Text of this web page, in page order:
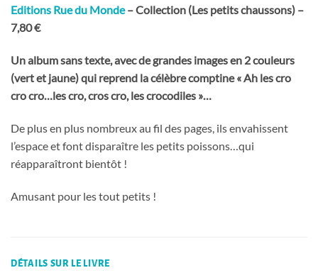
Editions Rue du Monde– Collection (Les petits chaussons) –
7,80 €
Un album sans texte, avec de grandes images en 2 couleurs
(vert et jaune) qui reprend la célèbre comptine « Ah les cro
cro cro…les cro, cros cro, les crocodiles »…
De plus en plus nombreux au fil des pages, ils envahissent
l’espace et font disparaître les petits poissons…qui
réapparaîtront bientôt !
Amusant pour les tout petits !
DÉTAILS SUR LE LIVRE